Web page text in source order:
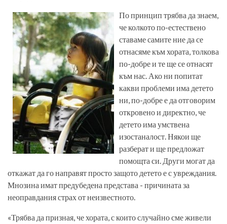
По принцип трябва да знаем,
че колкото по-естествено
ставаме самите ние да се
отнасяме към хората, толкова
по-добре и те ще се отнасят
към нас. Ако ни попитат
какви проблеми има детето
ни, по-добре е да отговорим
откровено и директно, че
детето има умствена
изостаналост. Някои ще
разберат и ще предложат
помощта си. Други могат да
откажат да го направят просто защото детето е с увреждания.
Мнозина имат предубедена представа - причината за
неоправдания страх от неизвестното.
«Трябва да призная, че хората, с които случайно сме живели